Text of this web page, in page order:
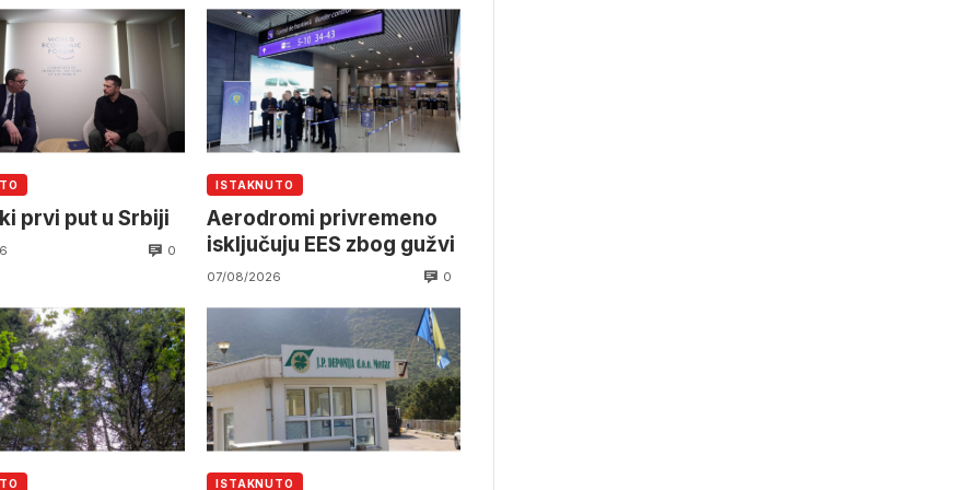
prvi put u Srbiji
0
ISTAKNUTO
Aerodromi privremeno
isključuju EES zbog gužvi
07/08/2026 0
ISTAKNUTO